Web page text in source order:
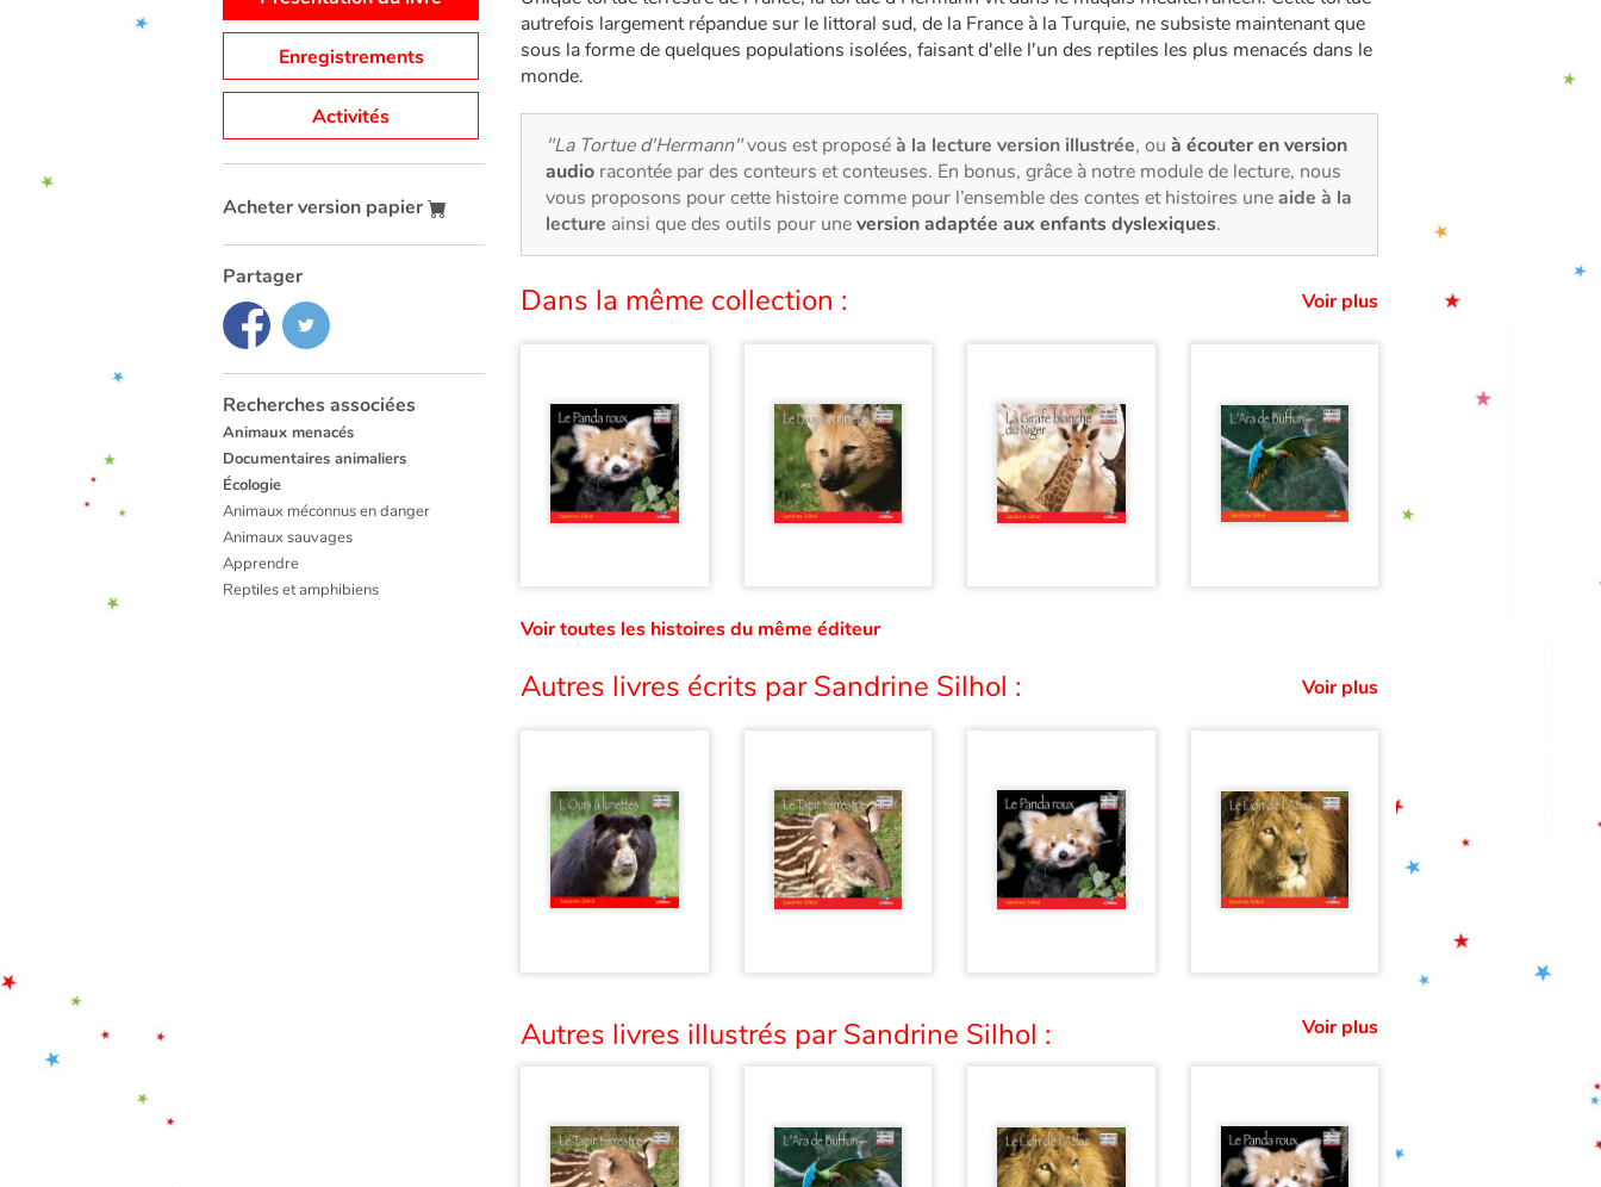
Enregistrements
Activités
Acheter version papier
Partager
Recherches associées
Animaux menacés
Documentaires animaliers
Écologie
Animaux méconnus en danger
Animaux sauvages
Apprendre
Reptiles et amphibiens
autrefois largement répandue sur le littoral sud, de la France à la Turquie, ne subsiste maintenant que
sous la forme de quelques populations isolées, faisant d'elle l'un des reptiles les plus menacés dans le
monde.
"La Tortue d'Hermann"vous est proposéà la lecture version illustrée, ou à écouter en version
audio racontée par des conteurs et conteuses. En bonus, grâce à notre module de lecture, nous
vous proposons pour cette histoire comme pour l’ensemble des contes et histoires uneaide à la
lecture ainsi que des outils pour uneversion adaptée aux enfants dyslexiques.
Dans la même collection : Voir plus
Voir toutes les histoires du même éditeur
Autres livres écrits par Sandrine Silhol : Voir plus
Autres livres illustrés par Sandrine Silhol : Voir plus